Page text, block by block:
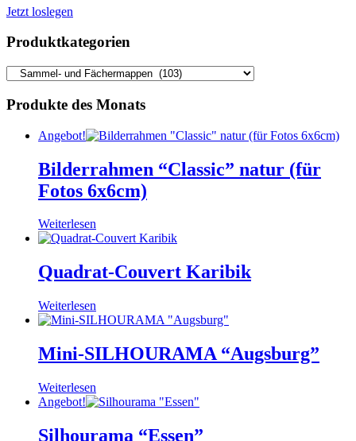
Jetzt loslegen
Produktkategorien
Produkte des Monats
Angebot!
Bilderrahmen “Classic” natur (für
Fotos 6x6cm)
Weiterlesen
Quadrat-Couvert Karibik
Weiterlesen
Mini-SILHOURAMA “Augsburg”
Weiterlesen
Angebot!
Silhourama “Essen”